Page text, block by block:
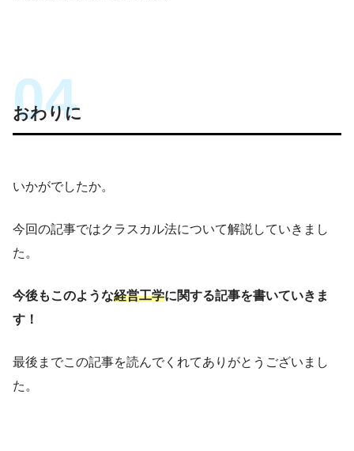
おわりに
いかがでしたか。
今回の記事ではクラスカル法について解説していきまし
た。
今後もこのような経営工学に関する記事を書いていきま
す！
最後までこの記事を読んでくれてありがとうございまし
た。